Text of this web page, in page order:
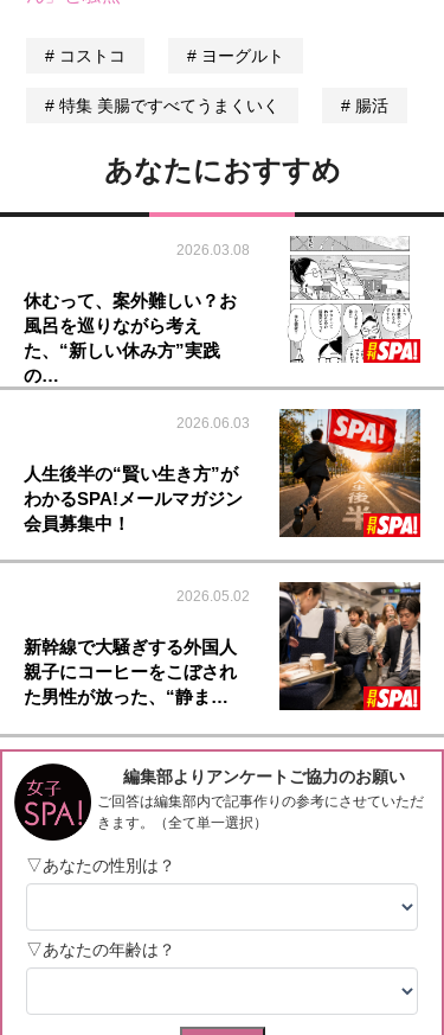
コストコ ヨーグルト
特集 美腸ですべてうまくいく 腸活
あなたにおすすめ
2026.03.08
休むって、案外難しい？お
風呂を巡りながら考え
た、“新しい休み方”実践
の…
2026.06.03
人生後半の“賢い生き方”が
わかるSPA!メールマガジン
会員募集中！
2026.05.02
新幹線で大騒ぎする外国人
親子にコーヒーをこぼされ
た男性が放った、“静ま…